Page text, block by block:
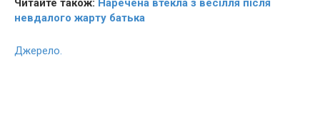
Читайте також: Наречена втекла з весілля після
невдалого жарту батька
Джерело.